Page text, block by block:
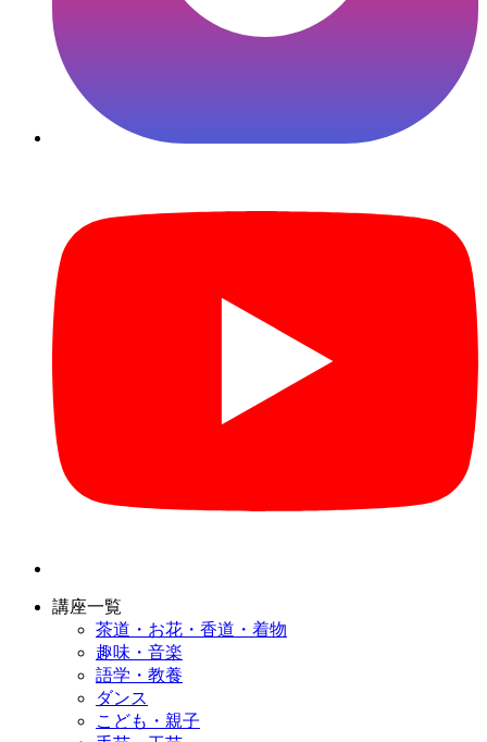
講座一覧
茶道・お花・香道・着物
趣味・音楽
語学・教養
ダンス
こども・親子